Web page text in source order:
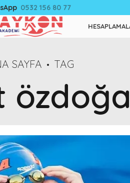
0532 156 80 77
SAYFA TAG